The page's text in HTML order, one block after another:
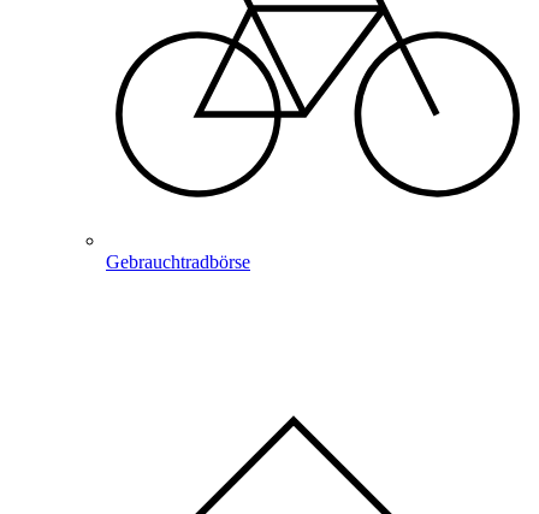
Gebrauchtradbörse